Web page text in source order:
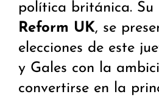
política británica. Su
Reform UK, se
elecciones de este
y Gales con la
convertirse en la